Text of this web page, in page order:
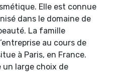
Elle est connue
dans le domaine de
La famille
au cours de
à Paris, en France.
un large choix de